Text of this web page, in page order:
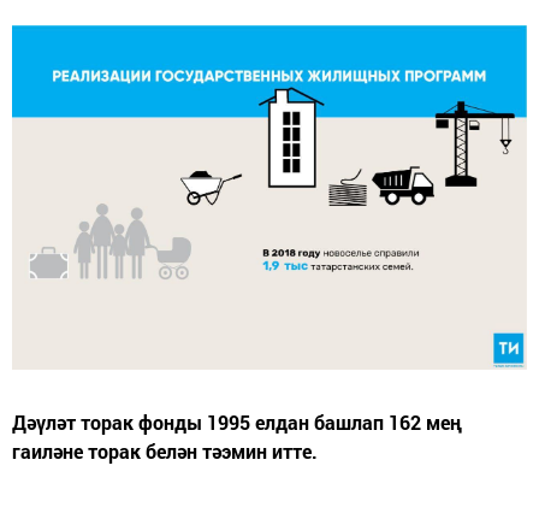
Дәүләт торак фонды 1995 елдан башлап 162 мең
гаиләне торак белән тәэмин итте.